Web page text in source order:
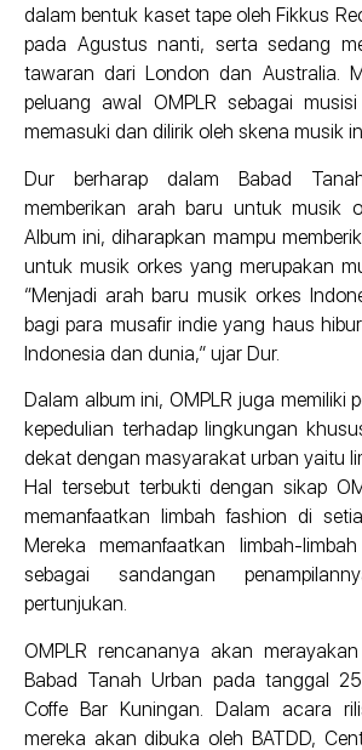
dalam bentuk kaset tape oleh Fikkus
pada Agustus nanti, serta sedang
tawaran dari London dan Australia.
peluang awal OMPLR sebagai
memasuki dan dilirik oleh skena musik
Dur berharap dalam Babad
memberikan arah baru untuk musik
Album ini, diharapkan mampu
untuk musik orkes yang merupakan
“Menjadi arah baru musik orkes
bagi para musafir indie yang haus
Indonesia dan dunia,” ujar Dur.
Dalam album ini, OMPLR juga memiliki
kepedulian terhadap lingkungan
dekat dengan masyarakat urban yaitu
Hal tersebut terbukti dengan sikap
memanfaatkan limbah fashion di
Mereka memanfaatkan limbah-
sebagai sandangan
pertunjukan.
OMPLR rencananya akan
Babad Tanah Urban pada tanggal
Coffe Bar Kuningan. Dalam acara
mereka akan dibuka oleh BATDD,